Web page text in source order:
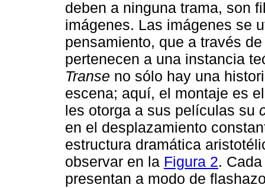
deben a ninguna trama, son
imágenes. Las imágenes se
pensamiento, que a través
pertenecen a una instancia
Transe no sólo hay una
escena; aquí, el montaje es
les otorga a sus películas su
en el desplazamiento
estructura dramática
observar en la Figura 2.
presentan a modo de